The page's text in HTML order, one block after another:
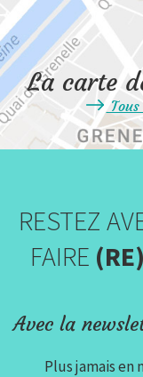
La carte
RESTEZ
FAIRE
Avec la
Plus jamais en